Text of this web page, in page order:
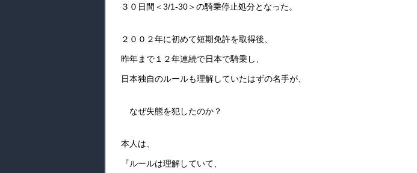
３０日間＜3/1-30＞の騎乗停止処分となった。
２００２年に初めて短期免許を取得後、
昨年まで１２年連続で日本で騎乗し、
日本独自のルールも理解していたはずの名手が、
なぜ失態を犯したのか？
本人は、
『ルールは理解していて、